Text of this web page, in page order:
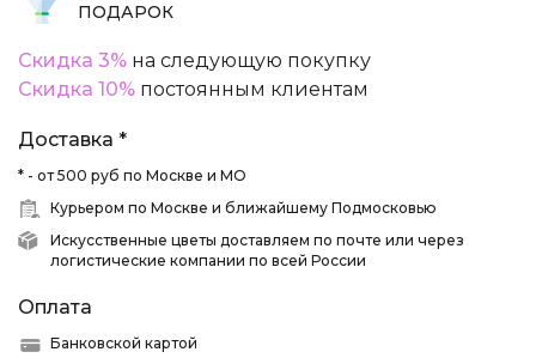
ПОДАРОК
Скидка 3% на следующую покупку
Скидка 10% постоянным клиентам
Доставка *
* - от 500 руб по Москве и МО
Курьером по Москве и ближайшему Подмосковью
Искусственные цветы доставляем по почте или через
логистические компании по всей России
Оплата
Банковской картой